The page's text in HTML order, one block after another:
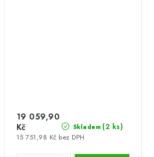
Skladem (2 ks)
15 751,98 Kč bez DPH
19 059,90
Kč